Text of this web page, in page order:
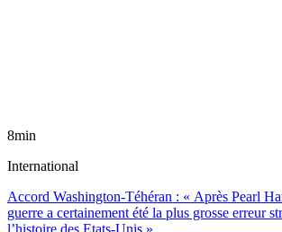
8min
International
Accord Washington-Téhéran : « Après Pearl
guerre a certainement été la plus grosse erreur